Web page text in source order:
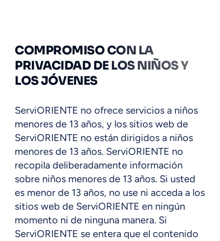
COMPROMISO CON LA
PRIVACIDAD DE LOS NIÑOS Y
LOS JÓVENES
ServiORIENTE no ofrece servicios a niños
menores de 13 años, y los sitios web de
ServiORIENTE no están dirigidos a niños
menores de 13 años. ServiORIENTE no
recopila deliberadamente información
sobre niños menores de 13 años. Si usted
es menor de 13 años, no use ni acceda a los
sitios web de ServiORIENTE en ningún
momento ni de ninguna manera. Si
ServiORIENTE se entera que el contenido